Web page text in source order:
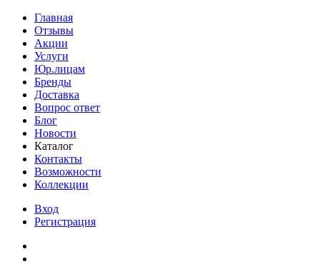
Главная
Отзывы
Акции
Услуги
Юр.лицам
Бренды
Доставка
Вопрос ответ
Блог
Новости
Каталог
Контакты
Возможности
Коллекции
Вход
Регистрация